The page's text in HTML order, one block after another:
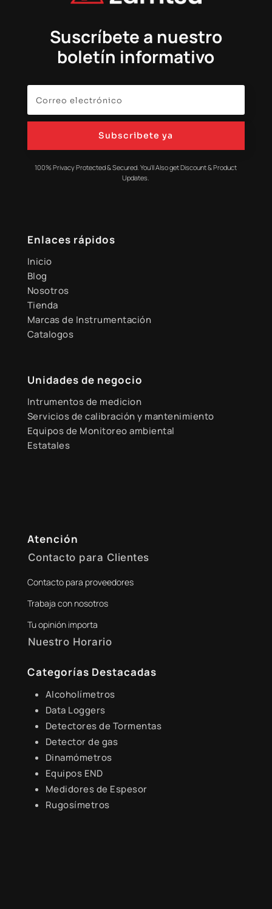
Suscríbete a nuestro
boletín informativo
Subscribete ya
100% Privacy Protected & Secured. You'll Also get Discount & Product
Updates.
Enlaces rápidos
Inicio
Blog
Nosotros
Tienda
Marcas de Instrumentación
Catalogos
Unidades de negocio
Intrumentos de medicion
Servicios de calibración y mantenimiento
Equipos de Monitoreo ambiental
Estatales
Atención
Contacto para Clientes
+51 941 525 454
digital@zamtsu.com
Contacto para proveedores
Trabaja con nosotros
Tu opinión importa
Nuestro Horario
Lunes a Viernes de 8:30 a.m. - 6:00 p.m.
Categorías Destacadas
Alcoholímetros
Data Loggers
Detectores de Tormentas
Detector de gas
Dinamómetros
Equipos END
Medidores de Espesor
Rugosímetros